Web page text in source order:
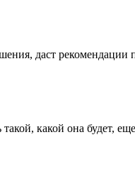
даст
какой она будет,